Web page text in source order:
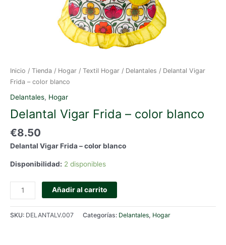
Inicio / Tienda / Hogar / Textil Hogar / Delantales / Delantal Vigar
Frida – color blanco
Delantales, Hogar
Delantal Vigar Frida – color blanco
€8.50
Delantal Vigar Frida – color blanco
Disponibilidad: 2 disponibles
Delantal
Vigar
Frida
-
Añadir al carrito
SKU: DELANTALV.007 Categorías: Delantales, Hogar